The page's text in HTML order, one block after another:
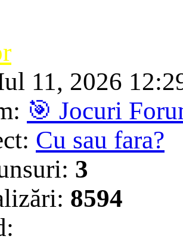
11, 2026
🎯 Jocuri
Cu sau fara?
3
8594